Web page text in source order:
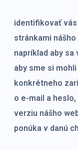
identifikovať
stránkami
napríklad aby sa
aby sme si
konkrétneho
o e-mail a
verziu nášho
ponúka v danú